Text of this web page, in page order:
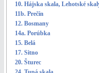
10. Hájska skala, Lehotské
11b. Prečín
12. Bosmany
14a. Porúbka
15. Belá
17. Sitno
20. Šturec